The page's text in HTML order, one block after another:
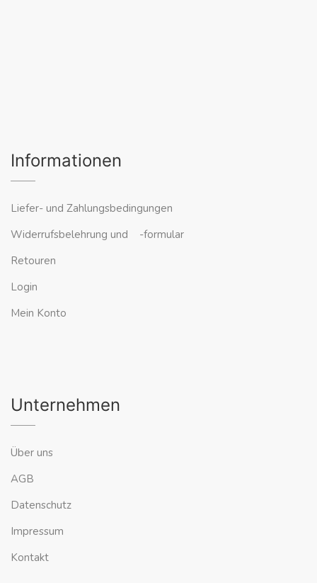
Informationen
Liefer- und Zahlungsbedingungen
Widerrufsbelehrung und -formular
Retouren
Login
Mein Konto
Unternehmen
Über uns
AGB
Datenschutz
Impressum
Kontakt